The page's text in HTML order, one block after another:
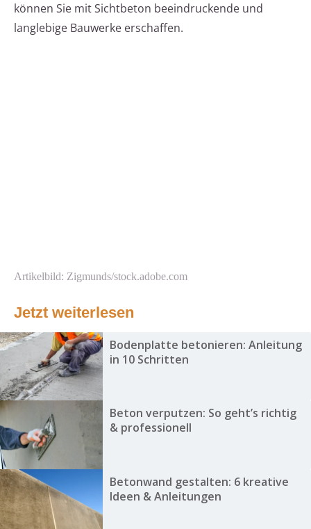
können Sie mit Sichtbeton beeindruckende und
langlebige Bauwerke erschaffen.
Artikelbild: Zigmunds/stock.adobe.com
Jetzt weiterlesen
Bodenplatte betonieren: Anleitung
in 10 Schritten
Beton verputzen: So geht’s richtig
& professionell
Betonwand gestalten: 6 kreative
Ideen & Anleitungen